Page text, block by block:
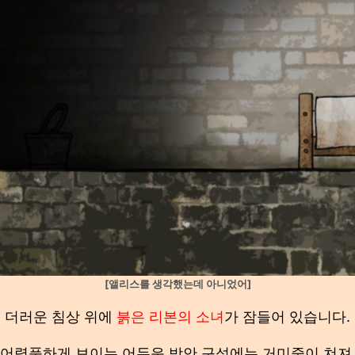
[앨리스를 생각했는데 아니었어]
더러운 침상 위에 붉은 리본의 소녀가 잠들어 있습니다.